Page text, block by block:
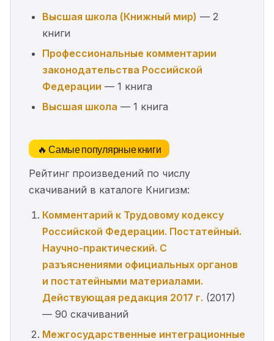
Высшая школа (Книжный мир) — 2
книги
Профессиональные комментарии
законодательства Российской
Федерации — 1 книга
Высшая школа — 1 книга
🔥 Самые популярные книги
Рейтинг произведений по числу
скачиваний в каталоге Книгизм:
Комментарий к Трудовому кодексу
Российской Федерации. Постатейный.
Научно-практический. С
разъяснениями официальных органов
и постатейными материалами.
Действующая редакция 2017 г. (2017)
— 90 скачиваний
Межгосударственные интеграционные